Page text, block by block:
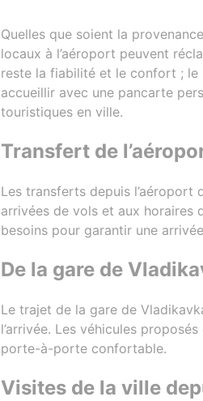
Quelles que soient la
locaux à l’aéroport peuvent
reste la fiabilité et le confort ; le
accueillir avec une pancarte
touristiques en ville.
Transfert de
Les transferts depuis l’aéroport
arrivées de vols et aux horaires
besoins pour garantir une
De la gare de
Le trajet de la gare de
l’arrivée. Les véhicules
porte-à-porte confortable.
Visites de la ville